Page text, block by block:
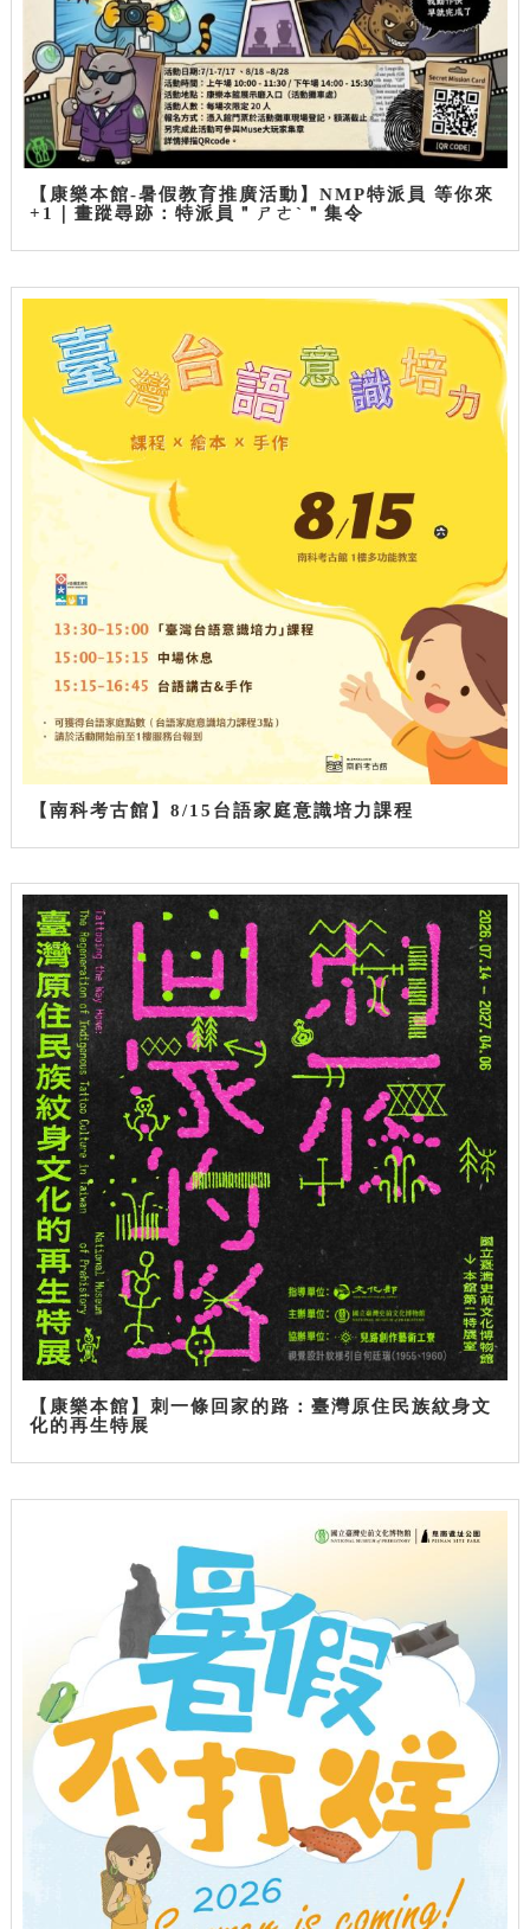
【康樂本館-暑假教育推廣活動】NMP特派員 等你來
+1｜畫蹤尋跡：特派員＂ㄕㄜˋ＂集令
【南科考古館】8/15台語家庭意識培力課程
【康樂本館】刺一條回家的路：臺灣原住民族紋身文
化的再生特展